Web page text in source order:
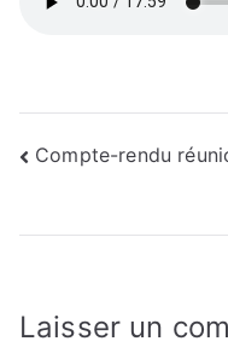
Navigation
Compte-rendu
Laisser un